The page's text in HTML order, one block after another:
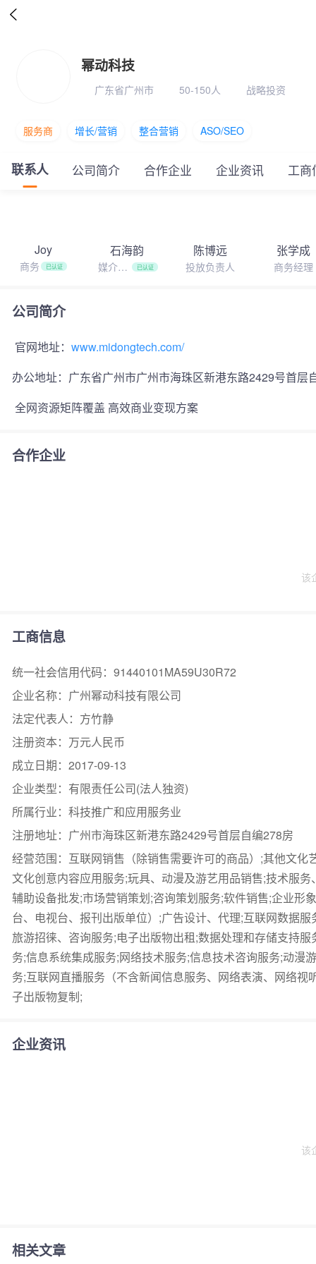

幂动科技
广东省广州市 50-150人 战略投资
服务商 增长/营销 整合营销 ASO/SEO
联系人 公司简介 合作企业 企业资讯 工商
Joy
商务 已认证
石海韵
媒介负
已认证
陈博远
投放负责人
张学成
商务经理
公司简介
官网地址： www.midongtech.com/
办公地址： 广东省广州市广州市海珠区新港东路2429号首层
全网资源矩阵覆盖 高效商业变现方案
合作企业
该
工商信息
统一社会信用代码：91440101MA59U30R72
企业名称：广州幂动科技有限公司
法定代表人：方竹静
注册资本：万元人民币
成立日期：2017-09-13
企业类型：有限责任公司(法人独资)
所属行业：科技推广和应用服务业
注册地址：广州市海珠区新港东路2429号首层自编278房
经营范围：互联网销售（除销售需要许可的商品）;其他文
文化创意内容应用服务;玩具、动漫及游艺用品销售;技术服
辅助设备批发;市场营销策划;咨询策划服务;软件销售;企业形
台、电视台、报刊出版单位）;广告设计、代理;互联网数据
旅游招徕、咨询服务;电子出版物出租;数据处理和存储支持
务;信息系统集成服务;网络技术服务;信息技术咨询服务;动漫
务;互联网直播服务（不含新闻信息服务、网络表演、网络
子出版物复制;
企业资讯
该
相关文章